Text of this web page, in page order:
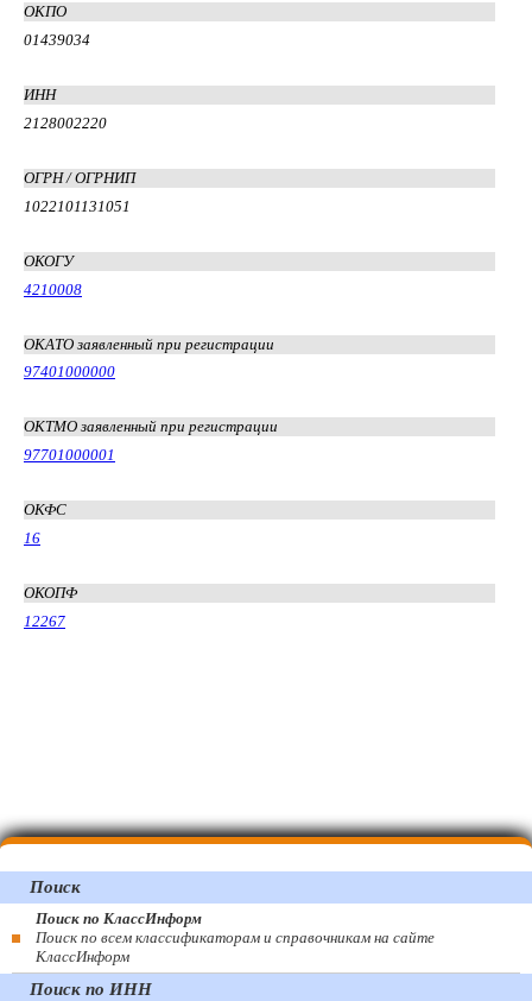
ОКПО
01439034
ИНН
2128002220
ОГРН / ОГРНИП
1022101131051
ОКОГУ
4210008
ОКАТО заявленный при регистрации
97401000000
ОКТМО заявленный при регистрации
97701000001
ОКФС
16
ОКОПФ
12267
Поиск
Поиск по КлассИнформ
Поиск по всем классификаторам и справочникам на сайте
КлассИнформ
Поиск по ИНН